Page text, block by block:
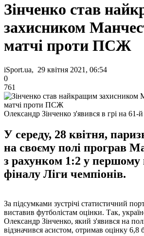
Зінченко став
захисником
матчі проти ПСЖ
iSport.ua, 29 квітня 2021, 06:54
0
761
Олександр Зінченко з'явився в грі на 61-
У середу, 28 квітня,
на своєму полі програв
з рахунком 1:2 у першому
фіналу Ліги чемпіонів.
За підсумками зустрічі статистичний
виставив футболістам оцінки. Так,
Олександр Зінченко, який з'явився на
відзначився асистом, отримав оцінку 6,8